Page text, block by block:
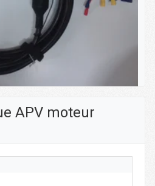
APV moteur